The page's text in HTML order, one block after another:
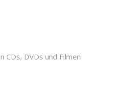
CDs, DVDs und Filmen